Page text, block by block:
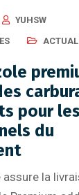
YUHSW
pour les
du
assure la